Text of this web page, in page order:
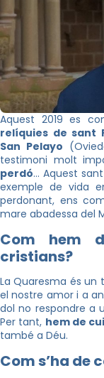
Aquest 2019 es
relíquies de sant
San Pelayo
testimoni molt
perdó… Aquest
exemple de vida
perdonant, ens
mare abadessa del
Com hem
cristians?
La Quaresma és un
el nostre amor i a
dol no respondre a
Per tant, hem de
també a Déu.
Com s’ha de